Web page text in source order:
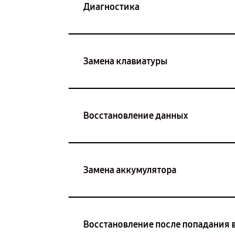
Диагностика
Замена клавиатуры
Восстановление данных
Замена аккумулятора
Восстановление после попадания